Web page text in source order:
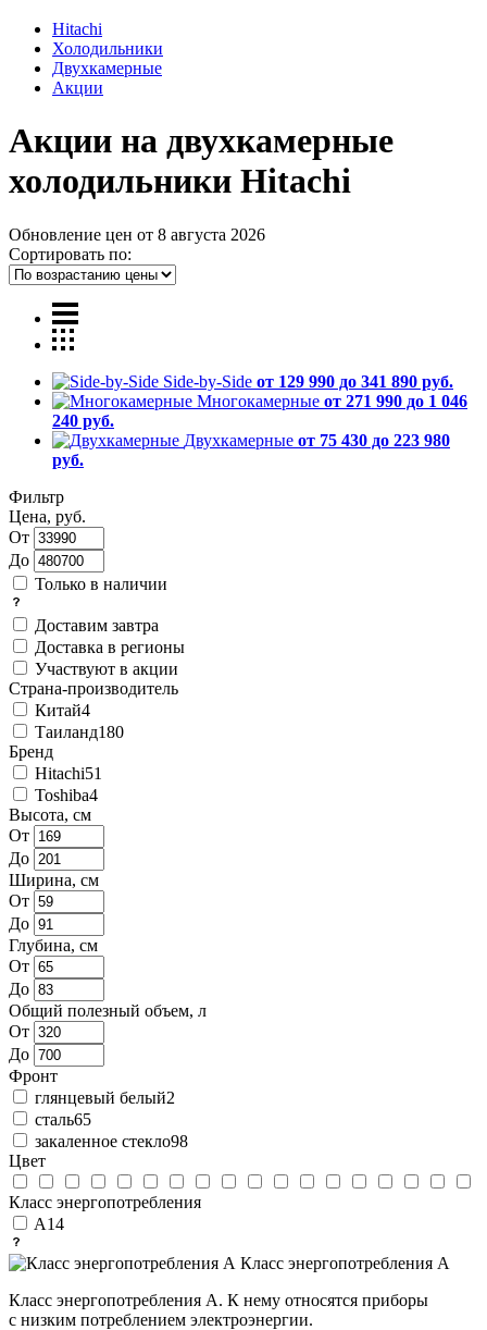
Hitachi
Холодильники
Двухкамерные
Акции
Акции на двухкамерные
холодильники Hitachi
Обновление цен от 8 августа 2026
Сортировать по:
Side-by-Side от 129 990 до 341 890 руб.
Многокамерные от 271 990 до 1 046
240 руб.
Двухкамерные от 75 430 до 223 980
руб.
Фильтр
Цена, руб.
От
До
Только в наличии
Доставим завтра
Доставка в регионы
Участвуют в акции
Страна-производитель
Китай4
Таиланд180
Бренд
Hitachi51
Toshiba4
Высота, см
От
До
Ширина, см
От
До
Глубина, см
От
До
Общий полезный объем, л
От
До
Фронт
глянцевый белый2
сталь65
закаленное стекло98
Цвет
Класс энергопотребления
A14
Класс энергопотребления А
Класс энергопотребления А. К нему относятся приборы
с низким потреблением электроэнергии.